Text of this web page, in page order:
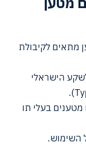
מתאים לקיבולת
הישראלי
מטענים בעלי תו
השימוש.